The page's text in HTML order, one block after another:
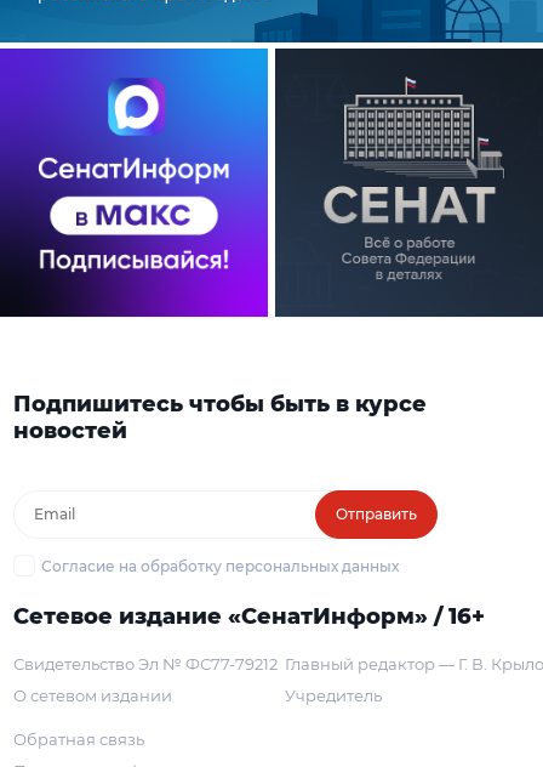
Подпишитесь чтобы быть в курсе
новостей
Отправить
Согласие на обработку персональных данных
Сетевое издание «СенатИнформ» / 16+
Свидетельство Эл № ФС77-79212
О сетевом издании
Главный редактор — Г. В.
Учредитель
Обратная связь